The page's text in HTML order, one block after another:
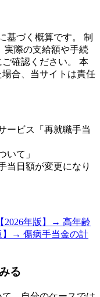
基づく概算です。 制
実際の支給額や手続
確認ください。 本
合、当サイトは責任
ービス「再就職手当
いて」
当日額が変更になり
年版】
→ 高年齢
→ 傷病手当金の計
る